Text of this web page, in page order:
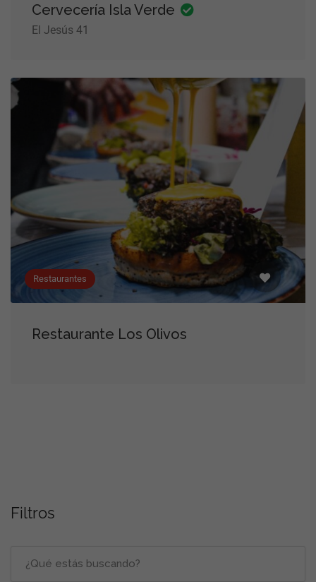
Cervecería Isla Verde
El Jesús 41
Restaurantes
Restaurante Los Olivos
Filtros